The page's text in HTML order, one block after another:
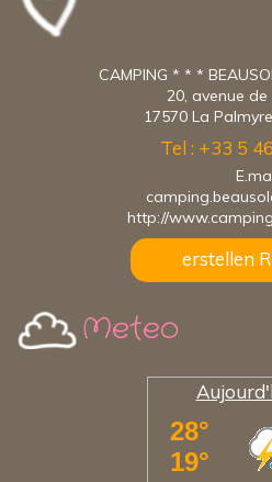
CAMPING * * *
20, avenue de
17570 La
Tel : +33 5
http://
erstellen
Meteo